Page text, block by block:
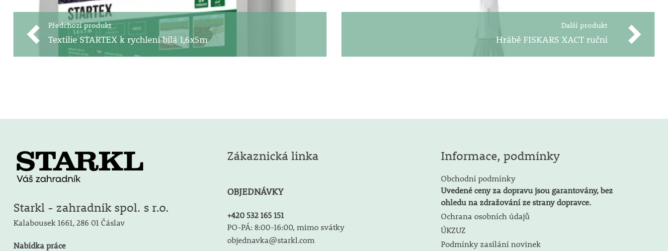
Předchozí produkt
Textilie STARTEX k rychlení bílá 1,6x5m
Další produkt
Hrábě FISKARS XACT ruční
Starkl - zahradník spol. s r.o.
Kalabousek 1661, 286 01 Čáslav
Nabídka práce
Zákaznická linka
OBJEDNÁVKY
+420 532 165 151
PO-PÁ: 8:00-16:00, mimo svátky
objednavka@starkl.com
Informace, podmínky
Obchodní podmínky
Uvedené ceny za dopravu jsou garantovány, bez
ohledu na zdražování ze strany dopravce.
Ochrana osobních údajů
ÚKZUZ
Podmínky zasílání novinek